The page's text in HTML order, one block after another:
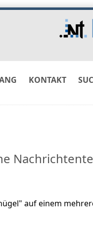
KONTAKT
auf einem